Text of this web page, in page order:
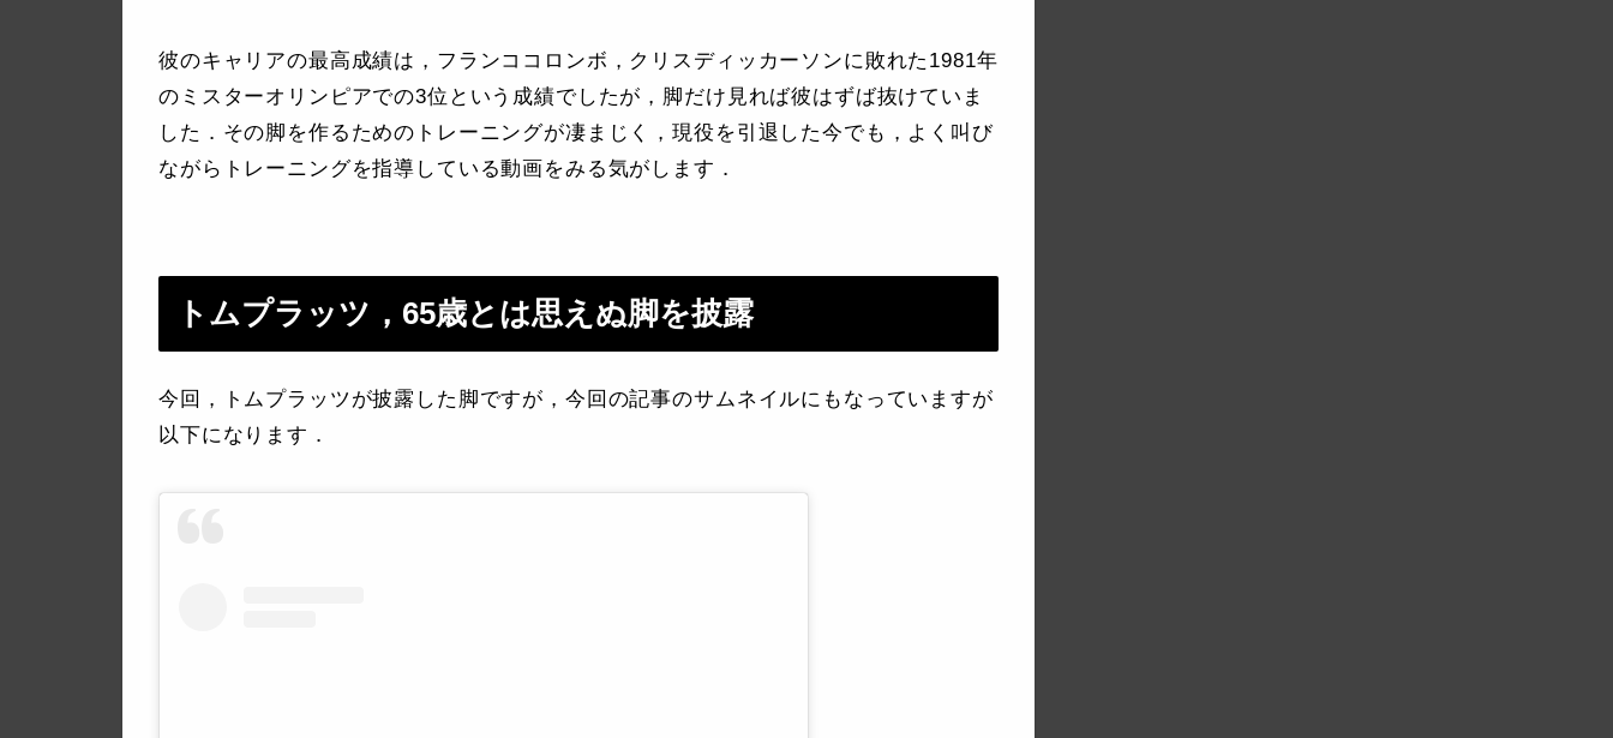
彼のキャリアの最高成績は，フランココロンボ，クリスディッカーソンに敗れた1981年
のミスターオリンピアでの3位という成績でしたが，脚だけ見れば彼はずば抜けていま
した．その脚を作るためのトレーニングが凄まじく，現役を引退した今でも，よく叫び
ながらトレーニングを指導している動画をみる気がします．
トムプラッツ，65歳とは思えぬ脚を披露
今回，トムプラッツが披露した脚ですが，今回の記事のサムネイルにもなっていますが
以下になります．